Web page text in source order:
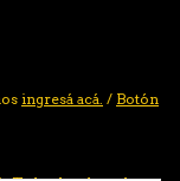
ingresá acá. / Botón